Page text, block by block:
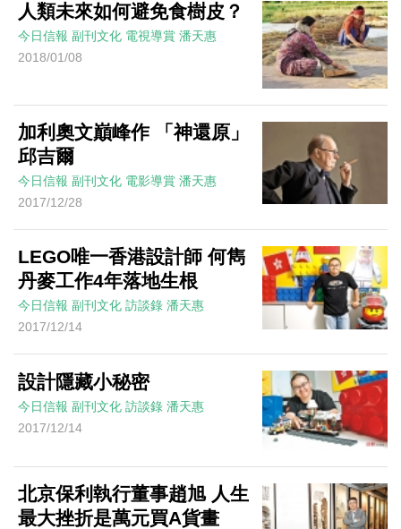
人類未來如何避免食樹皮？
今日信報 副刊文化 電視導賞 潘天惠
2018/01/08
加利奧文巔峰作 「神還原」
邱吉爾
今日信報 副刊文化 電影導賞 潘天惠
2017/12/28
LEGO唯一香港設計師 何雋
丹麥工作4年落地生根
今日信報 副刊文化 訪談錄 潘天惠
2017/12/14
設計隱藏小秘密
今日信報 副刊文化 訪談錄 潘天惠
2017/12/14
北京保利執行董事趙旭 人生
最大挫折是萬元買A貨畫